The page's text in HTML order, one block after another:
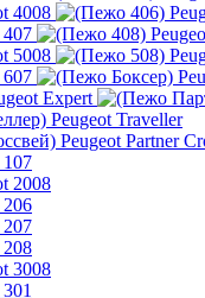
4008
407
5008
607
Expert
Peugeot Traveller
Peugeot Partner
107
2008
206
207
208
3008